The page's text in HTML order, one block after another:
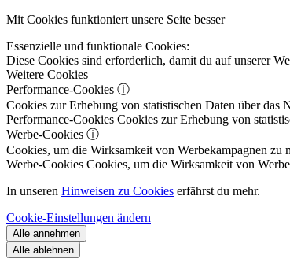
Mit Cookies funktioniert unsere Seite besser
Essenzielle und funktionale Cookies:
Diese Cookies sind erforderlich, damit du auf unserer
Weitere Cookies
Performance-Cookies ⓘ
Cookies zur Erhebung von statistischen Daten über das
Performance-Cookies Cookies zur Erhebung von
Werbe-Cookies ⓘ
Cookies, um die Wirksamkeit von Werbekampagnen zu
Werbe-Cookies Cookies, um die Wirksamkeit von
In unseren Hinweisen zu Cookies erfährst du mehr.
Cookie-Einstellungen ändern
Alle annehmen
Alle ablehnen